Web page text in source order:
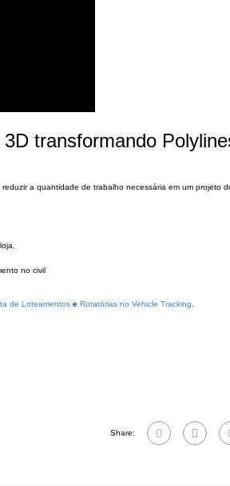
transformando
reduzir a quantidade de trabalho necessária em um projeto
de Loteamentos e Rotatórias no Vehicle Tracking
Share: